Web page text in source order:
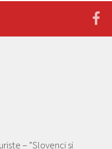
– ”Slovenci si